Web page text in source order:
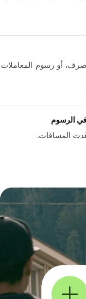
أو رسوم المعاملات
الرسوم
المسافات.